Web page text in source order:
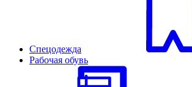
Спецодежда
Рабочая обувь